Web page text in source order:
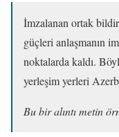
İmzalanan ortak
güçleri anlaşmanın
noktalarda kaldı.
yerleşim yerleri
Bu bir alıntı metin